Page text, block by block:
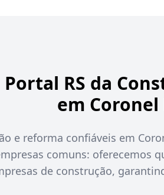
RS da
em Coronel
e reforma confiáveis em
comuns: oferecemos
de construção,